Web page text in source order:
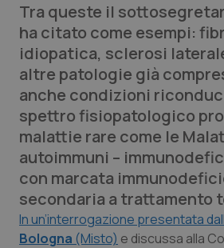
Professionisti Sanitari.AI
Abruzzo
Basilicata
Calabria
Campania
Emilia-Romagna
QS Pro Gold
Artrite & artrosi
Asma & BPCO
Car-T
Colesterolo &
QS Club Newsletter
Tra queste il
ha citato come esempi:
idiopatica, sclerosi
altre patologie già
anche condizioni
spettro fisiopatologico
malattie rare come le
autoimmuni –
con marcata
secondaria a trattamento
In un’interrogazione presentata
Bologna (Misto) e discussa alla